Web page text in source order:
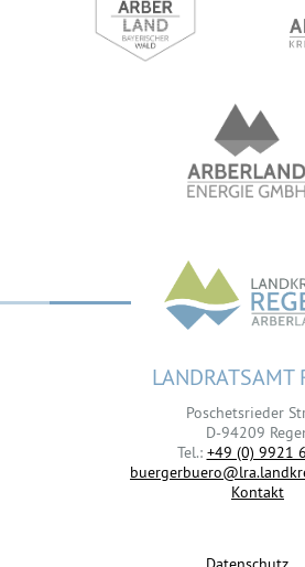
LANDRATSAMT
Poschetsrieder
D-94209
Tel.: +49 (0) 9921
Kontakt